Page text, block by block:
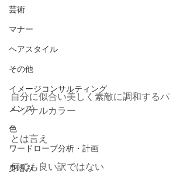
芸術
マナー
ヘアスタイル
その他
イメージコンサルティング
メンズ
色
ワードローブ分析・計画
身嗜み
自分に似合い美しく素敵に調和するパ
ーソナルカラー
とは言え
何でも良い訳ではない